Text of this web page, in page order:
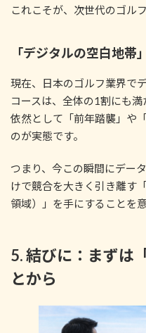
これこそが、次世代のゴル
「デジタルの空白地帯
現在、日本のゴルフ業界で
コースは、全体の1割にも
依然として「前年踏襲」や
のが実態です。
つまり、今この瞬間にデー
けで競合を大きく引き離す
領域）」を手にすることを意
5. 結びに：まずは
とから